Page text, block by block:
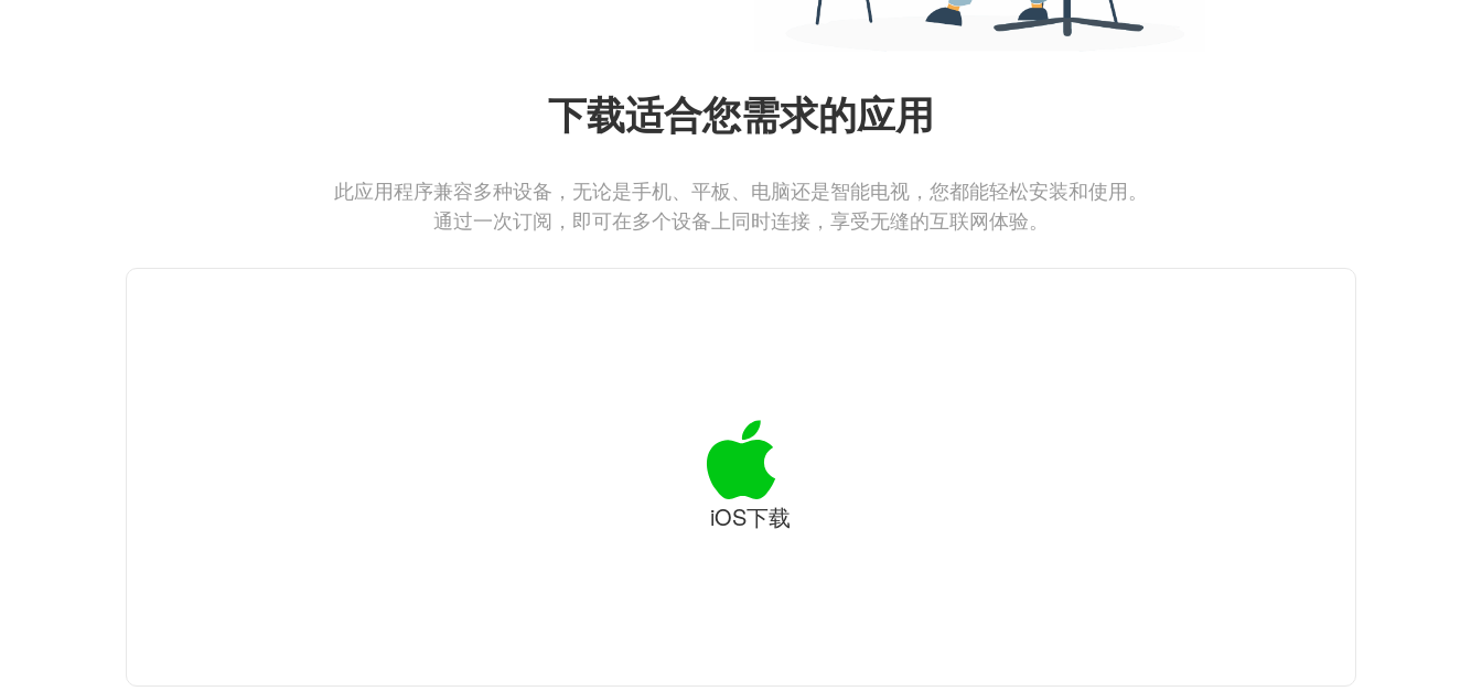
下载适合您需求的应用
此应用程序兼容多种设备，无论是手机、平板、电脑还是智能电视，您都能轻松安装和使用。
通过一次订阅，即可在多个设备上同时连接，享受无缝的互联网体验。
iOS下载